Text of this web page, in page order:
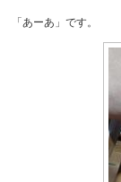
「あーあ」です。